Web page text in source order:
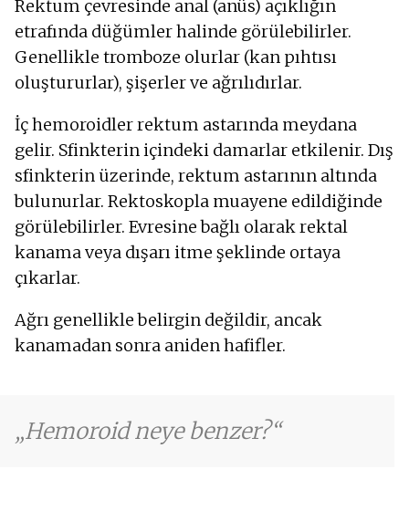
Rektum çevresinde anal (anüs) açıklığın
etrafında düğümler halinde görülebilirler.
Genellikle tromboze olurlar (kan pıhtısı
oluştururlar), şişerler ve ağrılıdırlar.
İç hemoroidler rektum astarında meydana
gelir. Sfinkterin içindeki damarlar etkilenir. Dış
sfinkterin üzerinde, rektum astarının altında
bulunurlar. Rektoskopla muayene edildiğinde
görülebilirler. Evresine bağlı olarak rektal
kanama veya dışarı itme şeklinde ortaya
çıkarlar.
Ağrı genellikle belirgin değildir, ancak
kanamadan sonra aniden hafifler.
Hemoroid neye benzer?